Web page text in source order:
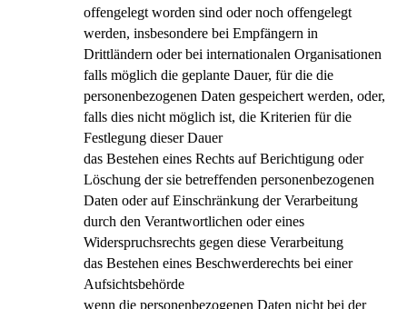
offengelegt worden sind oder noch offengelegt
werden, insbesondere bei Empfängern in
Drittländern oder bei internationalen Organisationen
falls möglich die geplante Dauer, für die die
personenbezogenen Daten gespeichert werden, oder,
falls dies nicht möglich ist, die Kriterien für die
Festlegung dieser Dauer
das Bestehen eines Rechts auf Berichtigung oder
Löschung der sie betreffenden personenbezogenen
Daten oder auf Einschränkung der Verarbeitung
durch den Verantwortlichen oder eines
Widerspruchsrechts gegen diese Verarbeitung
das Bestehen eines Beschwerderechts bei einer
Aufsichtsbehörde
wenn die personenbezogenen Daten nicht bei der